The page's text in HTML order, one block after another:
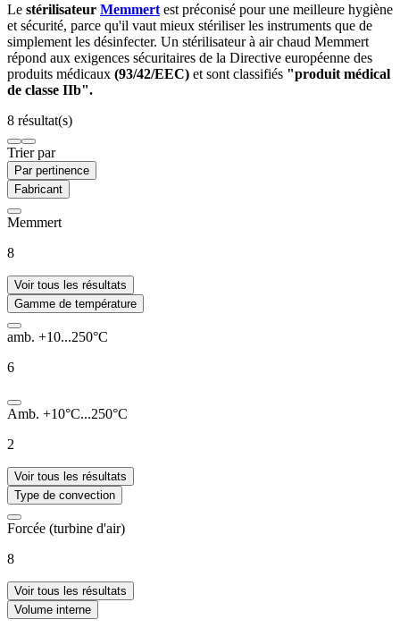
Le stérilisateur Memmert est préconisé pour une meilleure hygiène
et sécurité, parce qu'il vaut mieux stériliser les instruments que de
simplement les désinfecter. Un stérilisateur à air chaud Memmert
répond aux exigences sécuritaires de la Directive européenne des
produits médicaux (93/42/EEC) et sont classifiés "produit médical
de classe IIb".
8 résultat(s)
Trier par
Par pertinence
Fabricant
Memmert
8
Voir tous les résultats
Gamme de température
amb. +10...250°C
6
Amb. +10°C...250°C
2
Voir tous les résultats
Type de convection
Forcée (turbine d'air)
8
Voir tous les résultats
Volume interne